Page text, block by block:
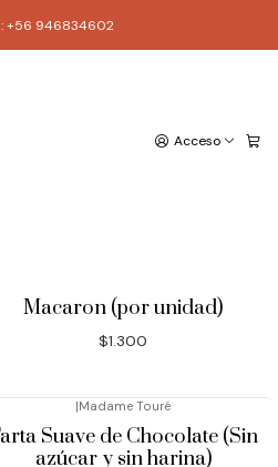
Acceso
+56 946834602
Macaron (por unidad)
$1.300
|Madame Touré
Suave de Chocolate (Sin
azúcar y sin harina)